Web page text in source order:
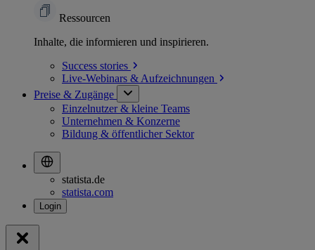
Ressourcen
Inhalte, die informieren und inspirieren.
Success stories
Live-Webinars & Aufzeichnungen
Preise & Zugänge
Einzelnutzer & kleine Teams
Unternehmen & Konzerne
Bildung & öffentlicher Sektor
statista.de
statista.com